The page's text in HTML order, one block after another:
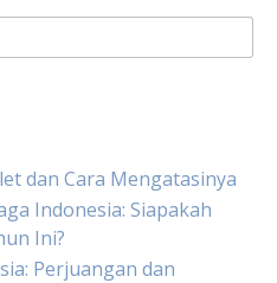
dan Cara Mengatasinya
Indonesia: Siapakah
Ini?
Perjuangan dan